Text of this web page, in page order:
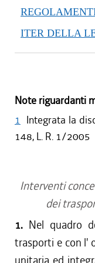
ITER DELLA
Note riguardanti
1 Integrata la
148, L. R. 1/2005
Interventi
dei
1. Nel quadro
trasporti e con l'